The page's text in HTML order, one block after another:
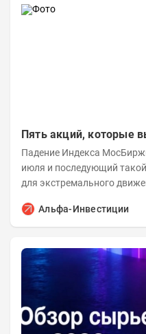
Пять акций, которые
Падение Индекса
июля и последующий
для экстремального
Альфа-Инвестиции